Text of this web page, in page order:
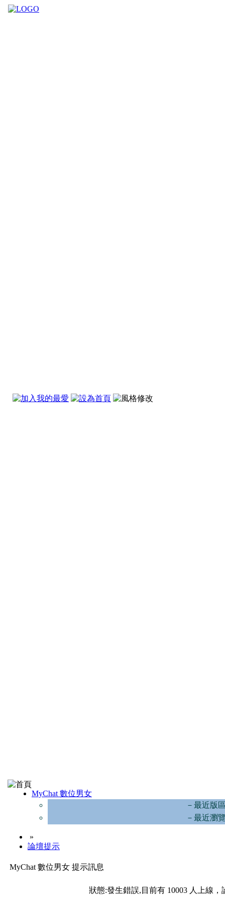
MyChat 數位男女
－最近版
－最近瀏
»
論壇提示
MyChat 數位男女 提示訊息
狀態:發生錯誤,目前有 10003 人上線